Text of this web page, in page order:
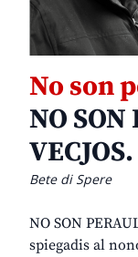
No son
NO SON
Bete di Spere
NO SON
spiegadis al